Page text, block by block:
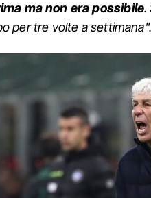
ma non era possibile.
per tre volte a settimana".